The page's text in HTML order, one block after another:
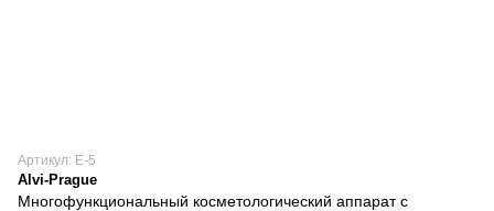
Артикул: E-5
Alvi-Prague
Многофункциональный косметологический аппарат с